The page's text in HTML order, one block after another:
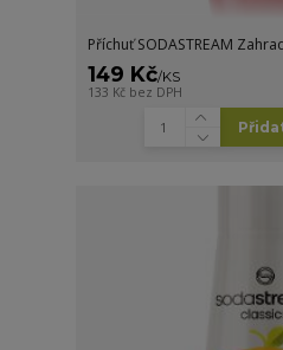
Příchuť SODASTREAM
149 Kč/KS
133 Kč bez DPH